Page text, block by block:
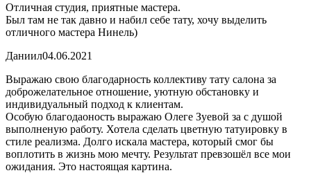
Отличная студия, приятные мастера.
Был там не так давно и набил себе тату, хочу выделить
отличного мастера Нинель)
Даниил04.06.2021
Выражаю свою благодарность коллективу тату салона за
доброжелательное отношение, уютную обстановку и
индивидуальный подход к клиентам.
Особую благодаоность выражаю Олеге Зуевой за с душой
выполненую работу. Хотела сделать цветную татуировку в
стиле реализма. Долго искала мастера, который смог бы
воплотить в жизнь мою мечту. Результат превзошёл все мои
ожидания. Это настоящая картина.